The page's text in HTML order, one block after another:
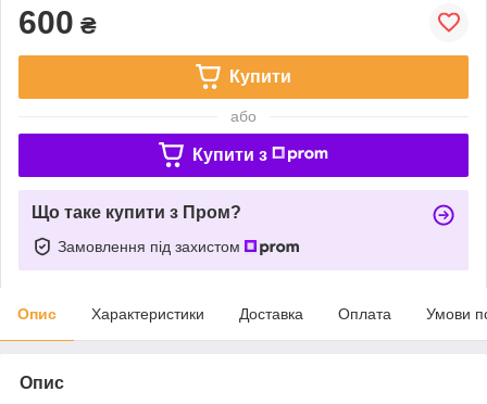
600 ₴
Купити
або
Купити з
Що таке купити з Пром?
Замовлення під захистом
Опис Характеристики Доставка Оплата Умови
Опис